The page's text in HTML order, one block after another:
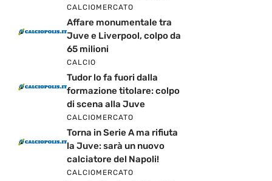
CALCIOMERCATO
Affare monumentale tra
Juve e Liverpool, colpo da
65 milioni
CALCIO
Tudor lo fa fuori dalla
formazione titolare: colpo
di scena alla Juve
CALCIOMERCATO
Torna in Serie A ma rifiuta
la Juve: sarà un nuovo
calciatore del Napoli!
CALCIOMERCATO